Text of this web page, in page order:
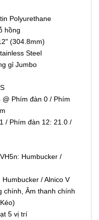
Polyurethane
hồng
(304.8mm)
Steel
gỉ Jumbo
Phím đàn 0 / Phím
/ Phím đàn 12: 21.0 /
Humbucker /
/ Alnico V
chính, Âm thanh chính
5 vị trí